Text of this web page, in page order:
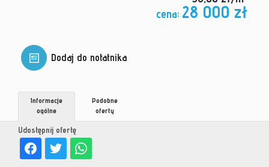
cena: 28 000 zł
Dodaj do notatnika
Udostępnij ofertę
Informacje
ogólne
Podobne
oferty